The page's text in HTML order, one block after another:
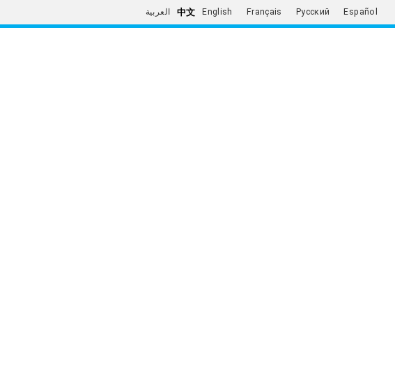
العربية 中文 English Français Русский Español